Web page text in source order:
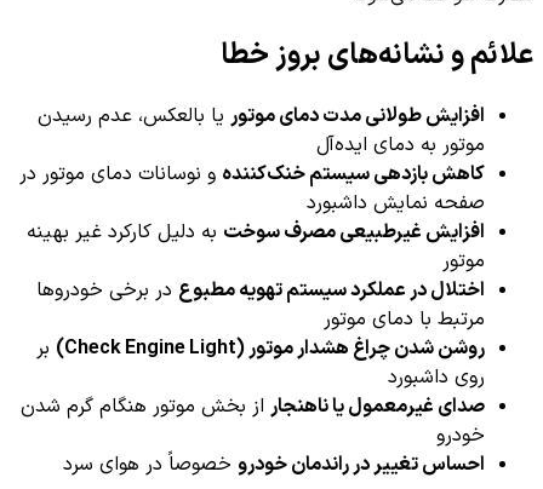
علائم و نشانه‌های بروز خطا
افزایش طولانی مدت دمای موتور یا بالعکس، عدم رسیدن
موتور به دمای ایده‌آل
کاهش بازدهی سیستم خنک‌کننده و نوسانات دمای موتور در
صفحه نمایش داشبورد
افزایش غیرطبیعی مصرف سوخت به دلیل کارکرد غیر بهینه
موتور
اختلال در عملکرد سیستم تهویه مطبوع در برخی خودروها
مرتبط با دمای موتور
روشن شدن چراغ هشدار موتور (Check Engine Light)
بر
روی داشبورد
صدای غیرمعمول یا ناهنجار از بخش موتور هنگام گرم شدن
خودرو
احساس تغییر در راندمان خودرو خصوصاً در هوای سرد